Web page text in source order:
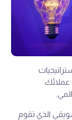
عملائك
الذي تقوم